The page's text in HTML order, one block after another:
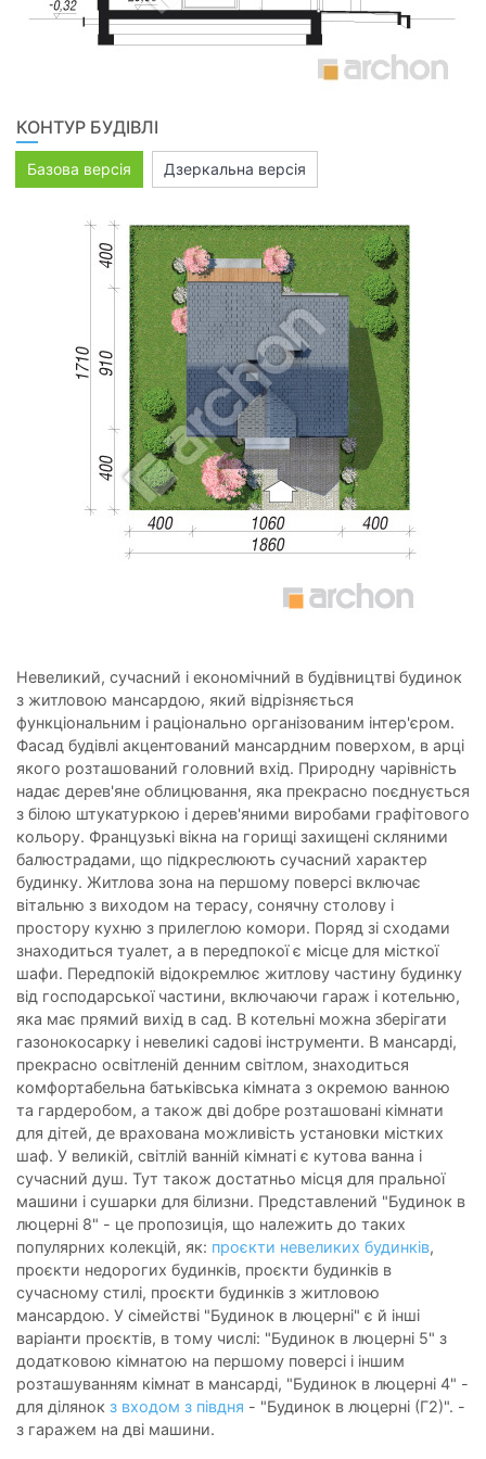
КОНТУР БУДІВЛІ
Базова версія Дзеркальна версія
Невеликий, сучасний і економічний в будівництві будинок
з житловою мансардою, який відрізняється
функціональним і раціонально організованим інтер'єром.
Фасад будівлі акцентований мансардним поверхом, в арці
якого розташований головний вхід. Природну чарівність
надає дерев'яне облицювання, яка прекрасно поєднується
з білою штукатуркою і дерев'яними виробами графітового
кольору. Французькі вікна на горищі захищені скляними
балюстрадами, що підкреслюють сучасний характер
будинку. Житлова зона на першому поверсі включає
вітальню з виходом на терасу, сонячну столову і
простору кухню з прилеглою комори. Поряд зі сходами
знаходиться туалет, а в передпокої є місце для місткої
шафи. Передпокій відокремлює житлову частину будинку
від господарської частини, включаючи гараж і котельню,
яка має прямий вихід в сад. В котельні можна зберігати
газонокосарку і невеликі садові інструменти. В мансарді,
прекрасно освітленій денним світлом, знаходиться
комфортабельна батьківська кімната з окремою ванною
та гардеробом, а також дві добре розташовані кімнати
для дітей, де врахована можливість установки містких
шаф. У великій, світлій ванній кімнаті є кутова ванна і
сучасний душ. Тут також достатньо місця для пральної
машини і сушарки для білизни. Представлений "Будинок в
люцерні 8" - це пропозиція, що належить до таких
популярних колекцій, як: проєкти невеликих будинків,
проєкти недорогих будинків, проєкти будинків в
сучасному стилі, проєкти будинків з житловою
мансардою. У сімействі "Будинок в люцерні" є й інші
варіанти проєктів, в тому числі: "Будинок в люцерні 5" з
додатковою кімнатою на першому поверсі і іншим
розташуванням кімнат в мансарді, "Будинок в люцерні 4" -
для ділянок з входом з півдня - "Будинок в люцерні (Г2)". -
з гаражем на дві машини.